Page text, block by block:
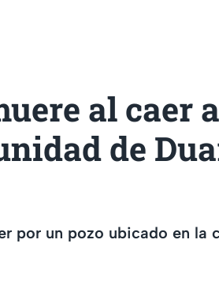
al caer
de
por un pozo ubicado en la